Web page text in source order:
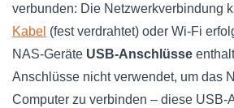
verbunden: Die Netzwerkverbindung
Kabel (fest verdrahtet) oder Wi-Fi
NAS-Geräte USB-Anschlüsse
Anschlüsse nicht verwendet, um das
Computer zu verbinden – diese USB-